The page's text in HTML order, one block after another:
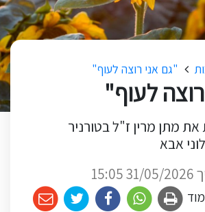
"גם אני רוצה לעוף"
לעוף"
את מתן מרין ז"ל בטורניר
אבא